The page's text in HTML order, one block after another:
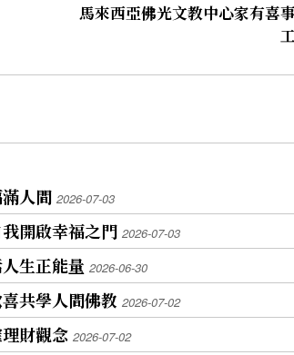
馬來西亞佛光文教中心家有喜
人間 2026-07-03
開啟幸福之門 2026-07-03
生正能量 2026-06-30
共學人間佛教 2026-07-02
財觀念 2026-07-02